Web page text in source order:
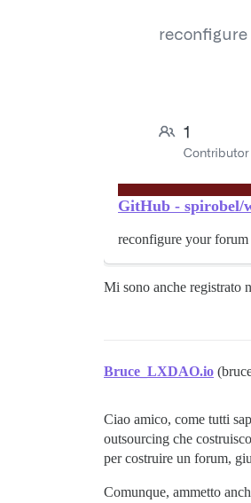
GitHub - spirobel/
reconfigure your
Mi sono anche registrato
Bruce_LXDAO.io
Ciao amico, come tutti
outsourcing che
per costruire un forum,
Comunque, ammetto